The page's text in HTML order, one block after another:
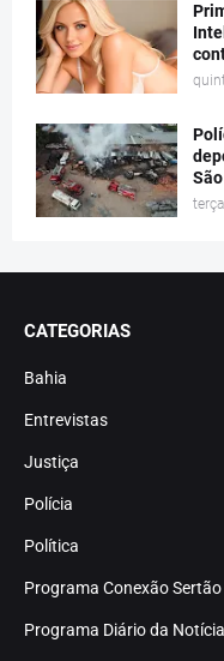
CATEGORIAS
Bahia
Entrevistas
Justiça
Polícia
Política
Programa Conexão
Programa Diário da Notícia